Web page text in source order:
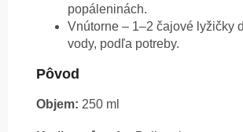
popáleninách.
Vnútorne – 1–2 čajové lyžičky
vody, podľa potreby.
Pôvod
Objem: 250 ml